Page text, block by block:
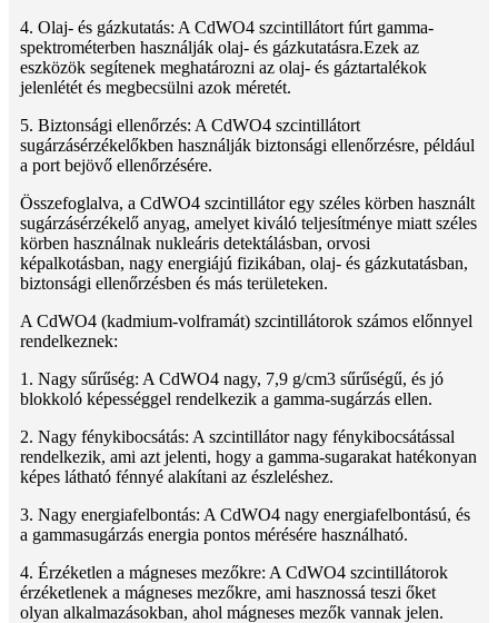
4. Olaj- és gázkutatás: A CdWO4 szcintillátort fúrt gamma-
spektrométerben használják olaj- és gázkutatásra.Ezek az
eszközök segítenek meghatározni az olaj- és gáztartalékok
jelenlétét és megbecsülni azok méretét.
5. Biztonsági ellenőrzés: A CdWO4 szcintillátort
sugárzásérzékelőkben használják biztonsági ellenőrzésre, például
a port bejövő ellenőrzésére.
Összefoglalva, a CdWO4 szcintillátor egy széles körben használt
sugárzásérzékelő anyag, amelyet kiváló teljesítménye miatt széles
körben használnak nukleáris detektálásban, orvosi
képalkotásban, nagy energiájú fizikában, olaj- és gázkutatásban,
biztonsági ellenőrzésben és más területeken.
A CdWO4 (kadmium-volframát) szcintillátorok számos előnnyel
rendelkeznek:
1. Nagy sűrűség: A CdWO4 nagy, 7,9 g/cm3 sűrűségű, és jó
blokkoló képességgel rendelkezik a gamma-sugárzás ellen.
2. Nagy fénykibocsátás: A szcintillátor nagy fénykibocsátással
rendelkezik, ami azt jelenti, hogy a gamma-sugarakat hatékonyan
képes látható fénnyé alakítani az észleléshez.
3. Nagy energiafelbontás: A CdWO4 nagy energiafelbontású, és
a gammasugárzás energia pontos mérésére használható.
4. Érzéketlen a mágneses mezőkre: A CdWO4 szcintillátorok
érzéketlenek a mágneses mezőkre, ami hasznossá teszi őket
olyan alkalmazásokban, ahol mágneses mezők vannak jelen.